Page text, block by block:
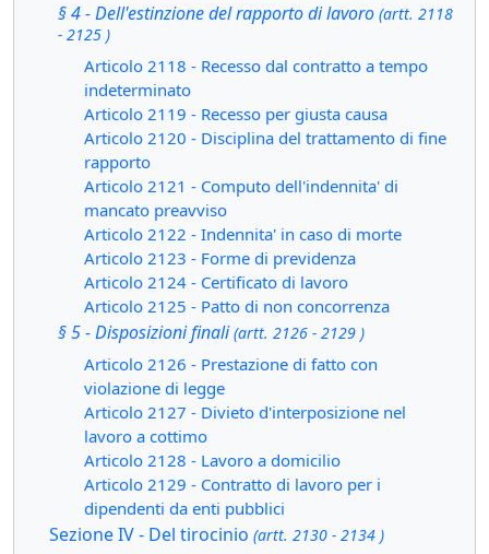
§ 4 - Dell'estinzione del rapporto di lavoro (artt. 2118
- 2125 )
Articolo 2118 - Recesso dal contratto a tempo
indeterminato
Articolo 2119 - Recesso per giusta causa
Articolo 2120 - Disciplina del trattamento di fine
rapporto
Articolo 2121 - Computo dell'indennita' di
mancato preavviso
Articolo 2122 - Indennita' in caso di morte
Articolo 2123 - Forme di previdenza
Articolo 2124 - Certificato di lavoro
Articolo 2125 - Patto di non concorrenza
§ 5 - Disposizioni finali(artt. 2126 - 2129 )
Articolo 2126 - Prestazione di fatto con
violazione di legge
Articolo 2127 - Divieto d'interposizione nel
lavoro a cottimo
Articolo 2128 - Lavoro a domicilio
Articolo 2129 - Contratto di lavoro per i
dipendenti da enti pubblici
Sezione IV - Del tirocinio (artt. 2130 - 2134 )